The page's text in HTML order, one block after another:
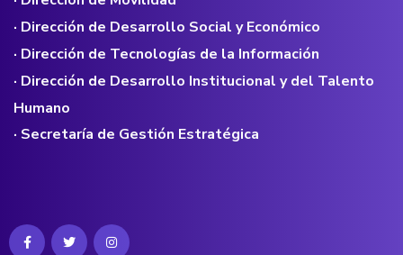
· Dirección de Desarrollo Social y Económico
· Dirección de Tecnologías de la Información
· Dirección de Desarrollo Institucional y del Talento
Humano
· Secretaría de Gestión Estratégica